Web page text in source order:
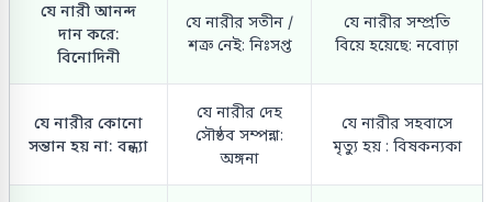
যে নারী আনন্দ
দান করে:
বিনোদিনী
যে নারীর সতীন /
শত্রু নেই: নিঃসপ্ত
যে নারীর সম্প্রতি
বিয়ে হয়েছে: নবোঢ়া
যে নারীর কোনো
সন্তান হয় না: বন্ধ্যা
যে নারীর দেহ
সৌষ্ঠব সম্পন্না:
অঙ্গনা
যে নারীর সহবাসে
মৃত্যু হয় : বিষকন্যকা